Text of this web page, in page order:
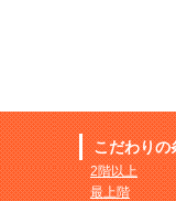
こだわりの
2階以上
最上階